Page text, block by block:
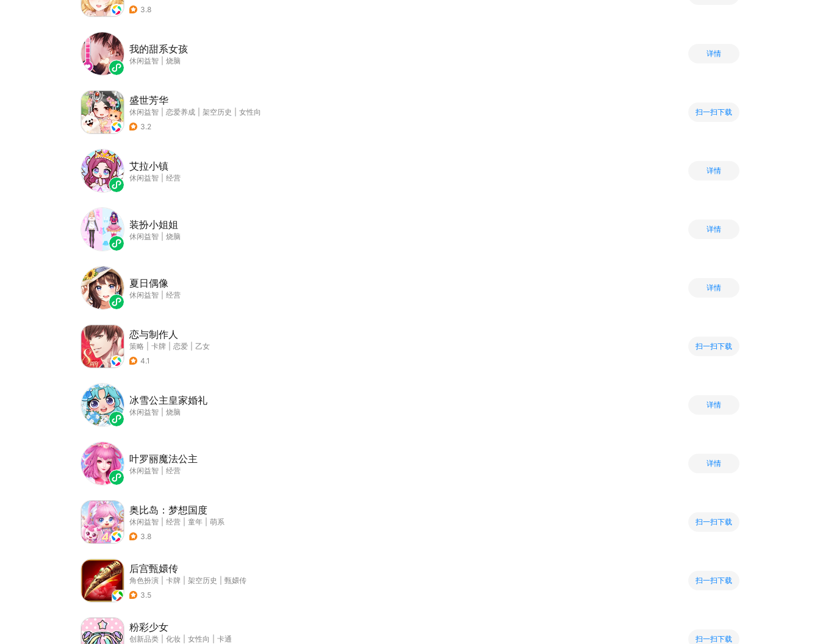
3.8
我的甜系女孩
休闲益智 烧脑
详情
盛世芳华
休闲益智 恋爱养成 架空历史
女性向
3.2
扫一扫下载
艾拉小镇
休闲益智 经营
详情
装扮小姐姐
休闲益智 烧脑
详情
夏日偶像
休闲益智 经营
详情
恋与制作人
策略 卡牌 恋爱
乙女
4.1
扫一扫下载
冰雪公主皇家婚礼
休闲益智 烧脑
详情
叶罗丽魔法公主
休闲益智 经营
详情
奥比岛：梦想国度
休闲益智 经营 童年
萌系
3.8
扫一扫下载
后宫甄嬛传
角色扮演 卡牌 架空历史
甄嬛传
3.5
扫一扫下载
粉彩少女
创新品类 化妆 女性向
卡通
扫一扫下载